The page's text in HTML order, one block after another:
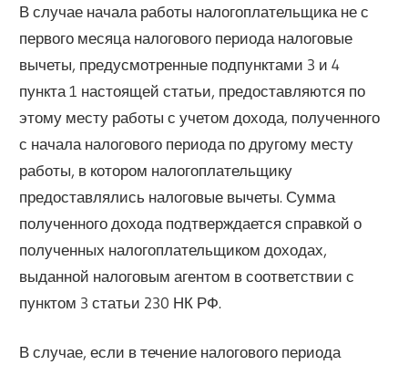
В случае начала работы налогоплательщика не с
первого месяца налогового периода налоговые
вычеты, предусмотренные подпунктами 3 и 4
пункта 1 настоящей статьи, предоставляются по
этому месту работы с учетом дохода, полученного
с начала налогового периода по другому месту
работы, в котором налогоплательщику
предоставлялись налоговые вычеты. Сумма
полученного дохода подтверждается справкой о
полученных налогоплательщиком доходах,
выданной налоговым агентом в соответствии с
пунктом 3 статьи 230 НК РФ.
В случае, если в течение налогового периода